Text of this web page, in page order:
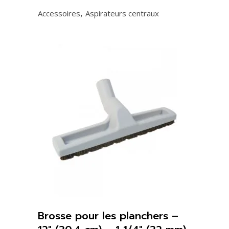
grise
Accessoires, Aspirateurs centraux
Brosse pour les planchers –